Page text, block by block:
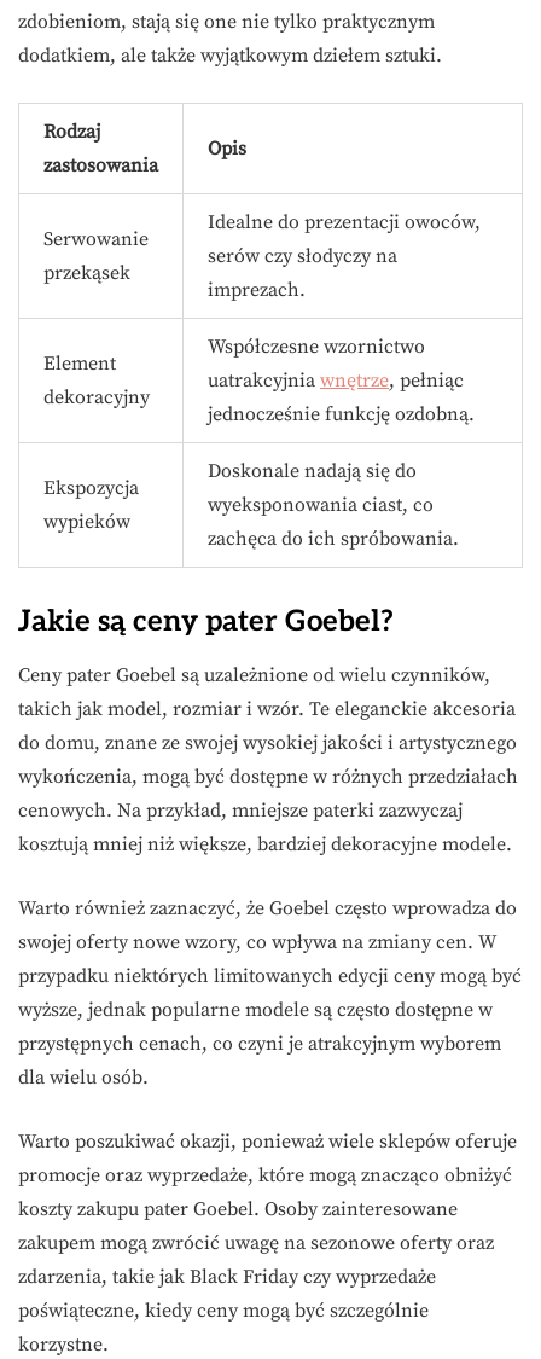
zdobieniom, stają się one nie tylko praktycznym
dodatkiem, ale także wyjątkowym dziełem sztuki.
Rodzaj
zastosowania
Opis
Serwowanie
przekąsek
Idealne do prezentacji owoców,
serów czy słodyczy na
imprezach.
Element
dekoracyjny
Współczesne wzornictwo
uatrakcyjnia wnętrze, pełniąc
jednocześnie funkcję ozdobną.
Ekspozycja
wypieków
Doskonale nadają się do
wyeksponowania ciast, co
zachęca do ich spróbowania.
Jakie są ceny pater Goebel?
Ceny pater Goebel są uzależnione od wielu czynników,
takich jak model, rozmiar i wzór. Te eleganckie akcesoria
do domu, znane ze swojej wysokiej jakości i artystycznego
wykończenia, mogą być dostępne w różnych przedziałach
cenowych. Na przykład, mniejsze paterki zazwyczaj
kosztują mniej niż większe, bardziej dekoracyjne modele.
Warto również zaznaczyć, że Goebel często wprowadza do
swojej oferty nowe wzory, co wpływa na zmiany cen. W
przypadku niektórych limitowanych edycji ceny mogą być
wyższe, jednak popularne modele są często dostępne w
przystępnych cenach, co czyni je atrakcyjnym wyborem
dla wielu osób.
Warto poszukiwać okazji, ponieważ wiele sklepów oferuje
promocje oraz wyprzedaże, które mogą znacząco obniżyć
koszty zakupu pater Goebel. Osoby zainteresowane
zakupem mogą zwrócić uwagę na sezonowe oferty oraz
zdarzenia, takie jak Black Friday czy wyprzedaże
poświąteczne, kiedy ceny mogą być szczególnie
korzystne.